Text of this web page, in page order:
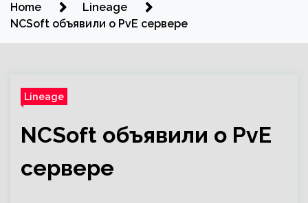
Home
Lineage
NCSoft объявили о PvE сервере
Lineage
NCSoft объявили о PvE
сервере